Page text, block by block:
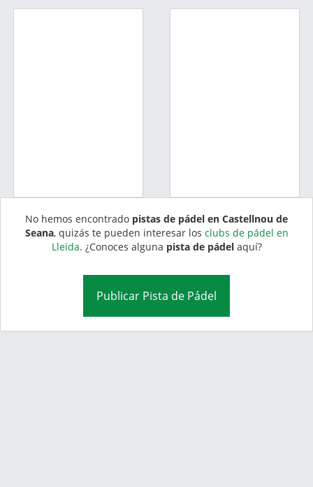
No hemos encontrado pistas de pádel en Castellnou de
Seana, quizás te pueden interesar los clubs de pádel en
Lleida. ¿Conoces alguna pista de pádelaquí?
Publicar Pista de Pádel